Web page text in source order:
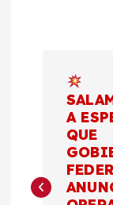
e
A
QUE